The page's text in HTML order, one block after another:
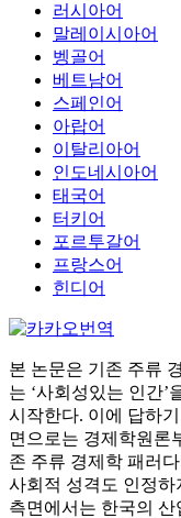
러시아어
말레이시아어
벵골어
베트남어
스페인어
아랍어
이탈리아어
인도네시아어
태국어
터키어
포르투갈어
프랑스어
힌디어
본 논문은 기존 주류
는 ‘사회성있는 인간’
시작한다. 이에 답하
면으로는 경제학원론
존 주류 경제학 패러
사회적 성격도 인정
측면에서는 한국의